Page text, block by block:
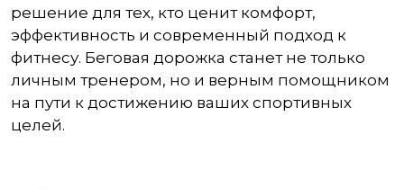
решение для тех, кто ценит комфорт,
эффективность и современный подход к
фитнесу. Беговая дорожка станет не только
личным тренером, но и верным помощником
на пути к достижению ваших спортивных
целей.